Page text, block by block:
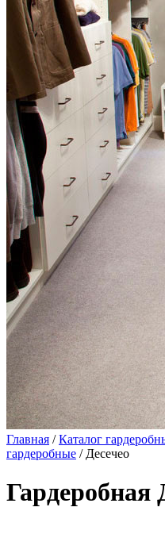
Главная /Каталог
гардеробные / Десечео
Гардеробная